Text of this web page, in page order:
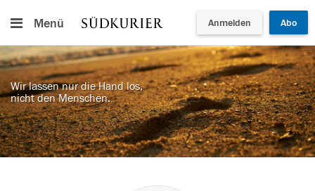
Menü Anmelden Abo
Wir lassen nur die Hand los,
nicht den Menschen.